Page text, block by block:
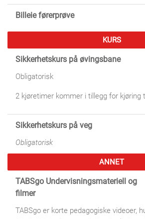
Billeie førerprøve
KURS
Sikkerhetskurs på øvingsbane
Obligatorisk
2 kjøretimer kommer i tillegg for kjøring
Sikkerhetskurs på veg
Obligatorisk
ANNET
TABSgo Undervisningsmateriell og
filmer
TABSgo er korte pedagogiske videoer,